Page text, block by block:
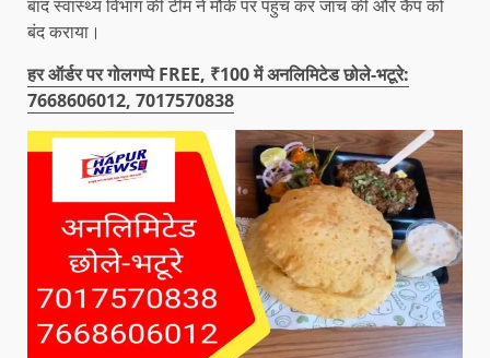
बाद स्वास्थ्य विभाग की टीम ने मौके पर पहुंच कर जांच की और कैंप को
बंद कराया।
हर ऑर्डर पर गोलगप्पे FREE, ₹100 में अनलिमिटेड छोले-भटूरे:
7668606012, 7017570838